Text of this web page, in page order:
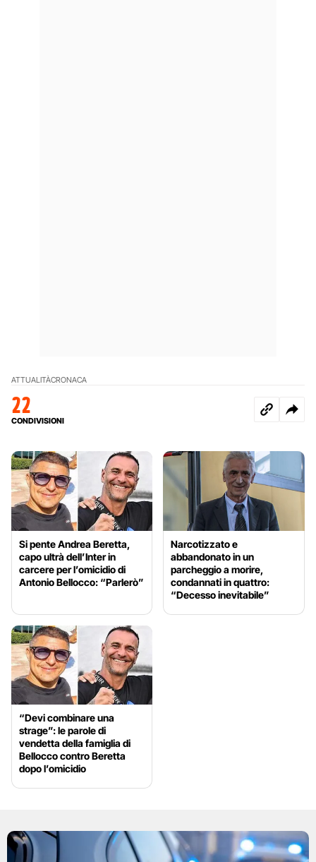
ATTUALITÀCRONACA
22
CONDIVISIONI
Si pente Andrea Beretta,
capo ultrà dell’Inter in
carcere per l’omicidio di
Antonio Bellocco: “Parlerò”
Narcotizzato e
abbandonato in un
parcheggio a morire,
condannati in quattro:
“Decesso inevitabile”
“Devi combinare una
strage”: le parole di
vendetta della famiglia di
Bellocco contro Beretta
dopo l’omicidio